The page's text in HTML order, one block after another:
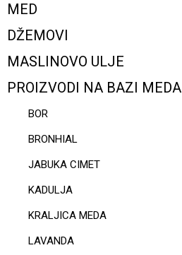
MED
DŽEMOVI
MASLINOVO ULJE
PROIZVODI NA BAZI MEDA
BOR
BRONHIAL
JABUKA CIMET
KADULJA
KRALJICA MEDA
LAVANDA